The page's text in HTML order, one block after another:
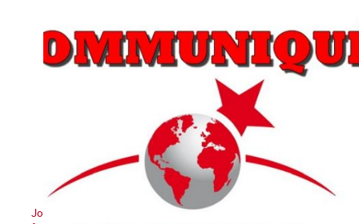
Journée Internationale pour l'élimination de la violence contre les